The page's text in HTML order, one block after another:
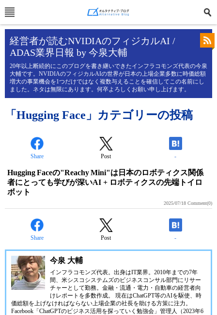
経営者が読むNVIDIAのフィジカルAI /
ADAS業界日報 by 今泉大輔
20年以上断続的にこのブログを書き継いできたインフラコモンズ代表の今泉
大輔です。NVIDIAのフィジカルAIの世界が日本の上場企業多数に時価総額
増大の事業機会を1つだけではなく複数与えることを確信してこの名前にし
ました。ネタは無限にあります。何卒よろしくお願い申し上げます。
「Hugging Face」カテゴリーの投稿
Share Post -
Hugging Faceの"Reachy Mini"は日本のロボティクス関係
者にとっても学びが深いAI + ロボティクスの先端トイロ
ボット
2025/07/18 Comment(0)
Share Post -
今泉 大輔
インフラコモンズ代表。出身はIT業界。2010年までの7年
間、米シスコシステムズのビジネスコンサル部門にリサー
チャーとして勤務。金融・流通・電力・自動車の経営者向
けレポートを多数作成。 現在はChatGPT等のAIを駆使、時
価総額を上げなければならない上場企業の社長を助ける方策に注力。
Facebook「ChatGPTのビジネス活用を探っていく勉強会」管理人（2023年6